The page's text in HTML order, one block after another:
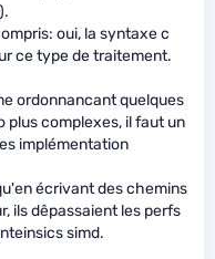
oui, la syntaxe c
ce type de traitement.
ordonnancant quelques
plus complexes, il faut un
implémentation
écrivant des chemins
ils dêpassaient les perfs
simd.